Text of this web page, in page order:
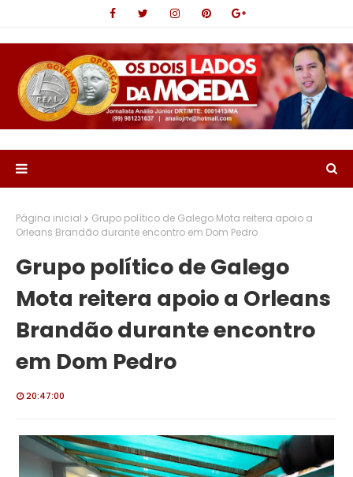
Página inicial
Grupo político de Galego Mota reitera apoio a
Orleans Brandão durante encontro em Dom Pedro
Grupo político de Galego
Mota reitera apoio a Orleans
Brandão durante encontro
em Dom Pedro
20:47:00